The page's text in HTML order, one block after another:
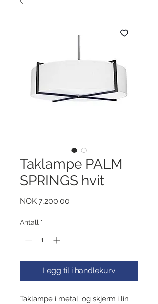
Taklampe PALM
SPRINGS hvit
NOK 7,200.00
Antall *
Legg til i handlekurv
Taklampe i metall og skjerm i lin